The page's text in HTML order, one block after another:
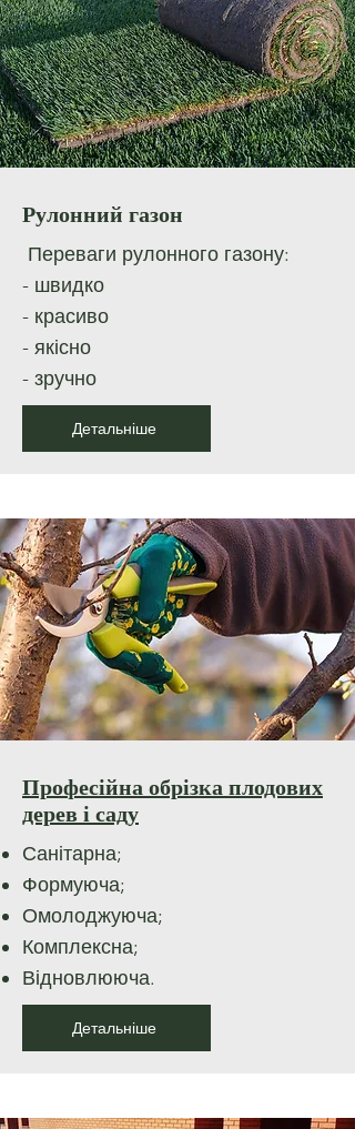
Рулонний газон
Переваги рулонного газону:
- швидко
- красиво
- якісно
- зручно
Детальніше
Професійна обрізка плодових
дерев і саду
Санітарна;
Формуюча;
Омолоджуюча;
Комплексна;
Відновлююча.
Детальніше